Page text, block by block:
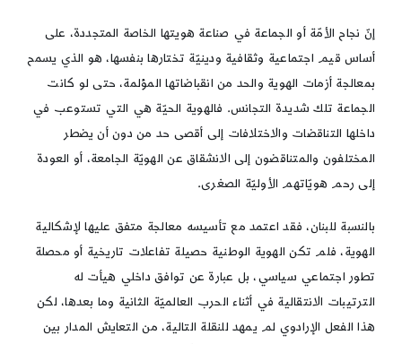
إنّ نجاح الأمّة أو الجماعة في صناعة هويتها الخاصة المتجددة، على
أساس قيم اجتماعية وثقافية ودينيّة تختارها بنفسها، هو الذي يسمح
بمعالجة أزمات الهوية والحد من انقباضاتها المؤلمة، حتى لو كانت
الجماعة تلك شديدة التجانس. فالهوية الحيّة هي التي تستوعب في
داخلها التناقضات والاختلافات إلى أقصى حد من دون أن يضطر
المختلفون والمتناقضون إلى الانشقاق عن الهويّة الجامعة، أو العودة
إلى رحم هويّاتهم الأوليّة الصغرى.
بالنسبة للبنان، فقد اعتمد مع تأسيسه معالجة متفق عليها لإشكالية
الهوية، فلم تكن الهوية الوطنية حصيلة تفاعلات تاريخية أو محصلة
تطور اجتماعي سياسي، بل عبارة عن توافق داخلي هيأت له
الترتيبات الانتقالية في أثناء الحرب العالميّة الثانية وما بعدها، لكن
هذا الفعل الإرادوي لم يمهد للنقلة التالية، من التعايش المدار بين